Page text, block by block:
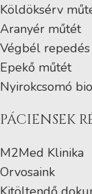
Köldöksérv
Aranyér műtét
Végbél
Epekő műtét
Nyirokcsomó
PÁCIENSEK
M2Med Klinika
Orvosaink